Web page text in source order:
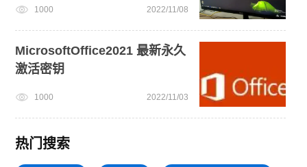
1000 2022/11/08
MicrosoftOffice2021 最新永久
激活密钥
1000 2022/11/03
热门搜索